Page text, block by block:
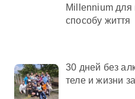
Millennium для
способу життя
30 дней без
теле и жизни